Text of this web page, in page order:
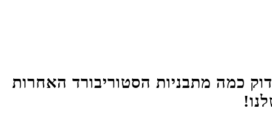
כמה מתבניות הסטוריבורד האחרות